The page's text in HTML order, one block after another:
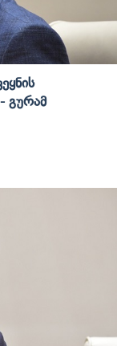
Გურამ